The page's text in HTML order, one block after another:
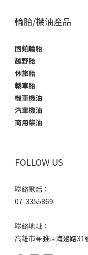
輪胎/機油產品
固鉑輪胎
越野胎
休旅胎
轎車胎
機車機油
汽車機油
商用柴油
FOLLOW US
聯絡電話：
07-3355869
聯絡地址：
高雄市苓雅區海邊路31